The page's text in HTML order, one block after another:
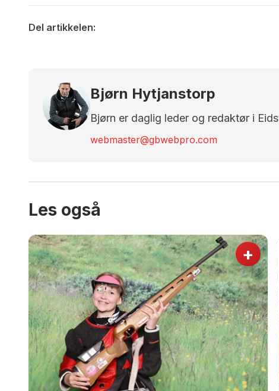
Del artikkelen:
Bjørn Hytjanstorp
Bjørn er daglig leder og redaktør i
webmaster@gbwebpro.com
Les også
+